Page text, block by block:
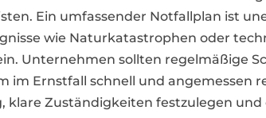
Ein umfassender Notfallplan ist
wie Naturkatastrophen oder
Unternehmen sollten regelmäßige
im Ernstfall schnell und angemessen
klare Zuständigkeiten festzulegen und